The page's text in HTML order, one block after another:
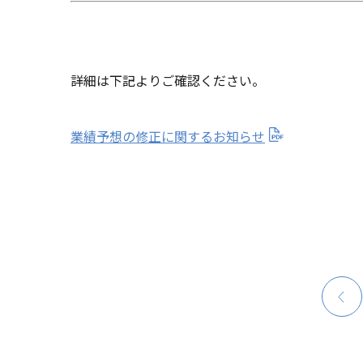
詳細は下記よりご確認ください。
業績予想の修正に関するお知らせ